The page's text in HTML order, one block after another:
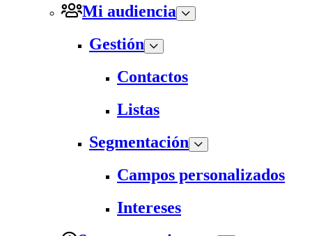
Mi audiencia
Gestión
Contactos
Listas
Segmentación
Campos personalizados
Intereses